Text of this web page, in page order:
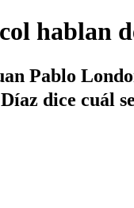
hablan
Pablo
dice cuál